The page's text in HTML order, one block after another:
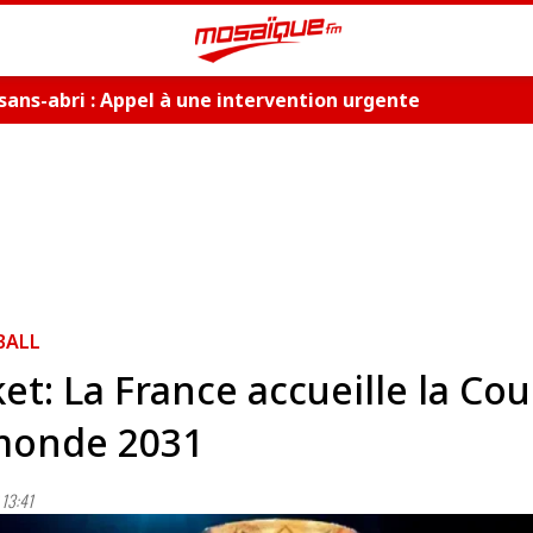
abri : Appel à une intervention urgente
La France accueille la
2031